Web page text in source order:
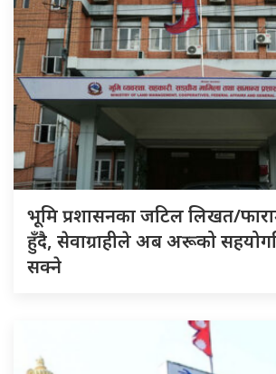
भूमि प्रशासनका जटिल लिखत/
हुँदै, सेवाग्राहीले अब अरूको
सक्ने